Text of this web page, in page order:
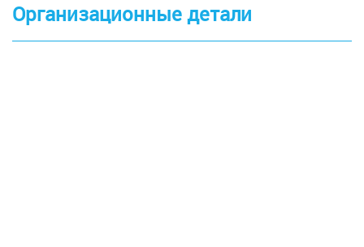
Организационные детали